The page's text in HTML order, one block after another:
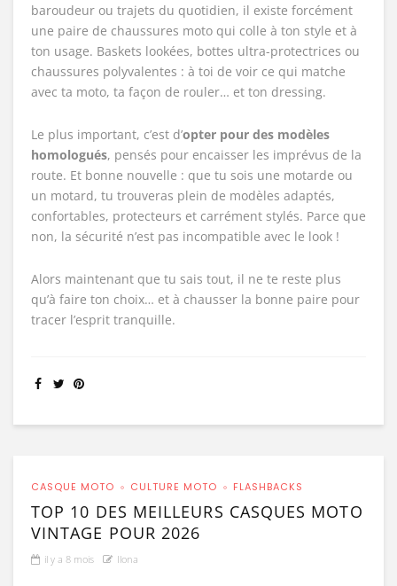
baroudeur ou trajets du quotidien, il existe forcément
une paire de chaussures moto qui colle à ton style et à
ton usage. Baskets lookées, bottes ultra-protectrices ou
chaussures polyvalentes : à toi de voir ce qui matche
avec ta moto, ta façon de rouler… et ton dressing.
Le plus important, c’est d’opter pour des modèles
homologués, pensés pour encaisser les imprévus de la
route. Et bonne nouvelle : que tu sois une motarde ou
un motard, tu trouveras plein de modèles adaptés,
confortables, protecteurs et carrément stylés. Parce que
non, la sécurité n’est pas incompatible avec le look !
Alors maintenant que tu sais tout, il ne te reste plus
qu’à faire ton choix… et à chausser la bonne paire pour
tracer l’esprit tranquille.
CASQUE MOTO CULTURE MOTO FLASHBACKS
TOP 10 DES MEILLEURS CASQUES MOTO
VINTAGE POUR 2026
il y a 8 mois Ilona